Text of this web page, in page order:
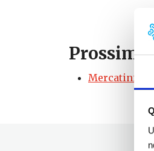
Prossimi
Mercatini a